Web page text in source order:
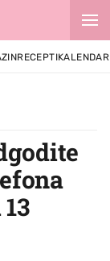
RECEPTIKALENDAR